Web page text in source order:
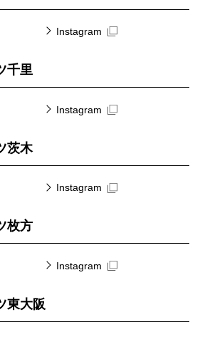
Instagram
千里
Instagram
茨木
Instagram
枚方
Instagram
東大阪